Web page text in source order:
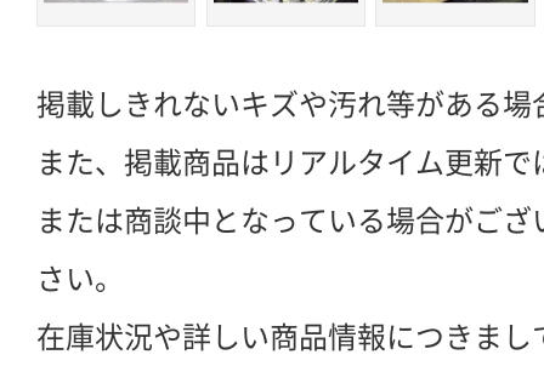
掲載しきれないキズや汚れ等がある場
また、掲載商品はリアルタイム更新
または商談中となっている場合がご
さい。
在庫状況や詳しい商品情報につきま